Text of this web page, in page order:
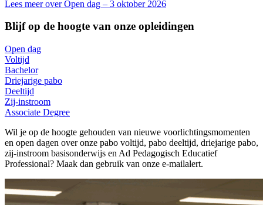
Lees meer over Open dag – 3 oktober 2026
Blijf op de hoogte van onze opleidingen
Open dag
Voltijd
Bachelor
Driejarige pabo
Deeltijd
Zij-instroom
Associate Degree
Wil je op de hoogte gehouden van nieuwe voorlichtingsmomenten
en open dagen over onze pabo voltijd, pabo deeltijd, driejarige pabo,
zij-instroom basisonderwijs en Ad Pedagogisch Educatief
Professional? Maak dan gebruik van onze e-mailalert.